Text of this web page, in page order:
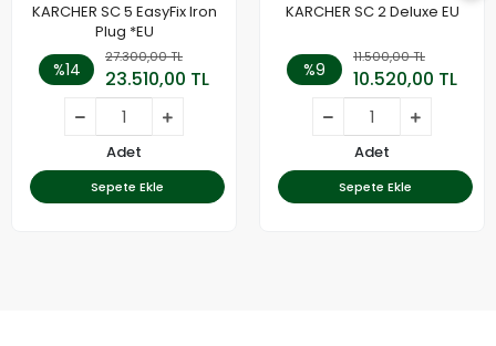
KARCHER SC 5 EasyFix Iron
Plug *EU
%14
27.300,00 TL
23.510,00 TL
Adet
Sepete Ekle
KARCHER SC 2 Deluxe EU
%9
11.500,00 TL
10.520,00 TL
Adet
Sepete Ekle